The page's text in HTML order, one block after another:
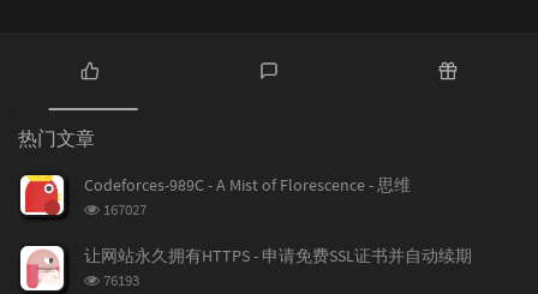
热
门
文
章
论
热门文章
Codeforces-989C - A Mist of Florescence - 思维
浏
次
数:
167027
让网站永久拥有HTTPS - 申请免费SSL证书并自动续期
浏
76193